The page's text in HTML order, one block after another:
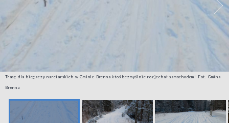
Trasę dla biegaczy narciarskich w Gminie Brenna ktoś bezmyślnie rozjechał samochodem! Fot. Gmina
Brenna